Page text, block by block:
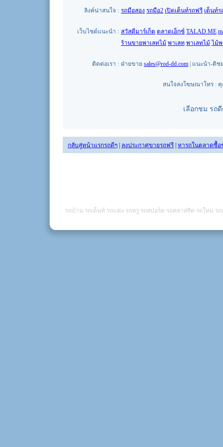
ลิงค์น่าสนใจ : รถมือสอง รถมือ2 เปิดเต็นท์รถฟรี เต็นท์ร
เว็บไซต์แนะนำ : สวัสดีมาร์เก็ต ตลาดเอ็กซ์ TALAD.ME
ร้านขายพาเลทไม้ พาเลท พาเลทไม้ ไม้พ
ติดต่อเรา : ฝ่ายขาย sales@rod-dd.com | แนะนำ-ติ
สนใจลงโฆษณาโทร : คุ
เลือกชม รถ
กลับสู่หน้าแรกรถดีๆ ลงประกาศขายรถฟรี หารถในตลาดซื้อ
รถบ้าน รถเต็นท์ รถแต่ง รถหรู รถสปอร์ต รถคลาสสิค รถใหม่ รถ